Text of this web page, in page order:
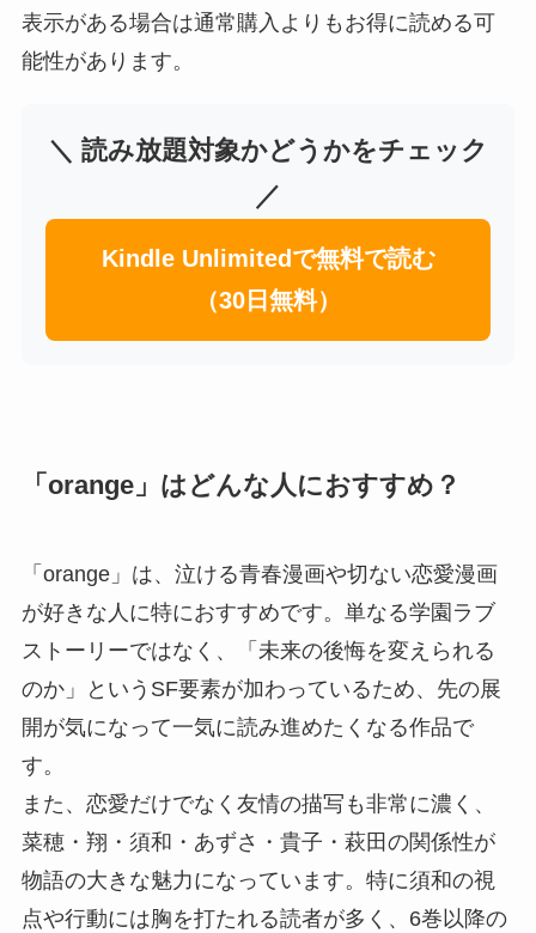
表示がある場合は通常購入よりもお得に読める可
能性があります。
＼ 読み放題対象かどうかをチェック
／
Kindle Unlimitedで無料で読む
（30日無料）
「orange」はどんな人におすすめ？
「orange」は、泣ける青春漫画や切ない恋愛漫画
が好きな人に特におすすめです。単なる学園ラブ
ストーリーではなく、「未来の後悔を変えられる
のか」というSF要素が加わっているため、先の展
開が気になって一気に読み進めたくなる作品で
す。
また、恋愛だけでなく友情の描写も非常に濃く、
菜穂・翔・須和・あずさ・貴子・萩田の関係性が
物語の大きな魅力になっています。特に須和の視
点や行動には胸を打たれる読者が多く、6巻以降の